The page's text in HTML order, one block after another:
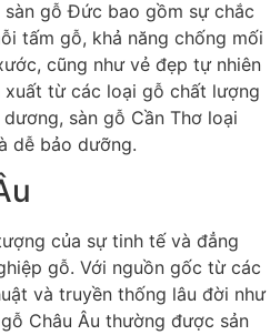
gỗ Đức bao gồm sự chắc
tấm gỗ, khả năng chống mối
cũng như vẻ đẹp tự nhiên
từ các loại gỗ chất lượng
sàn gỗ Cần Thơ loại
dễ bảo dưỡng.
của sự tinh tế và đẳng
gỗ. Với nguồn gốc từ các
và truyền thống lâu đời như
Châu Âu thường được sản